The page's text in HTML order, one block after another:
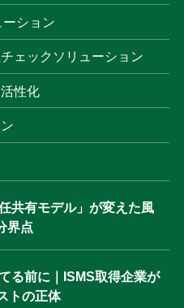
ション
ェックソリューション
性化
共有モデル」が変えた風
界点
る前に｜ISMS取得企業が
トの正体